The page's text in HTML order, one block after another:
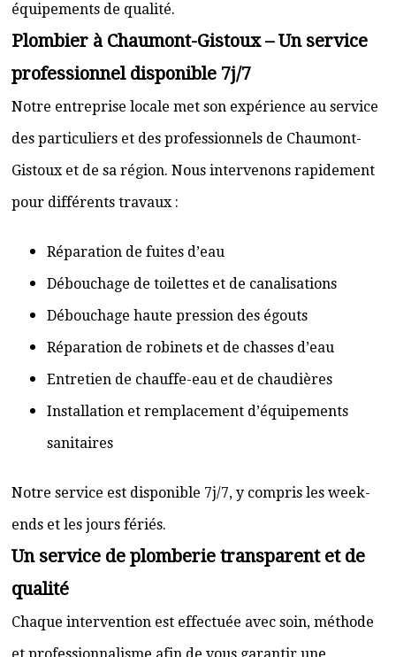
équipements de qualité.
Plombier à Chaumont-Gistoux – Un service
professionnel disponible 7j/7
Notre entreprise locale met son expérience au service
des particuliers et des professionnels de Chaumont-
Gistoux et de sa région. Nous intervenons rapidement
pour différents travaux :
Réparation de fuites d’eau
Débouchage de toilettes et de canalisations
Débouchage haute pression des égouts
Réparation de robinets et de chasses d’eau
Entretien de chauffe-eau et de chaudières
Installation et remplacement d’équipements
sanitaires
Notre service est disponible 7j/7, y compris les week-
ends et les jours fériés.
Un service de plomberie transparent et de
qualité
Chaque intervention est effectuée avec soin, méthode